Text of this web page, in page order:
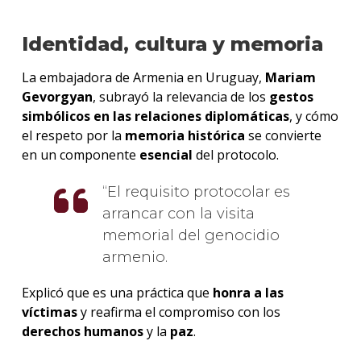
Identidad, cultura y memoria
La embajadora de Armenia en Uruguay, Mariam
Gevorgyan, subrayó la relevancia de los gestos
simbólicos en las relaciones diplomáticas, y cómo
el respeto por la memoria histórica se convierte
en un componente esencial del protocolo.
El requisito protocolar es
arrancar con la visita
memorial del genocidio
armenio.
Explicó que es una práctica que honra a las
víctimasy reafirma el compromiso con los
derechos humanosy la paz.